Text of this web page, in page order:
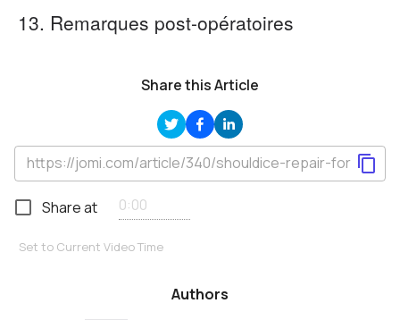
13. Remarques post-opératoires
Share this Article
Share at
Set to Current Video Time
Authors